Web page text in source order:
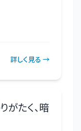
詳しく見る →
がたく、暗